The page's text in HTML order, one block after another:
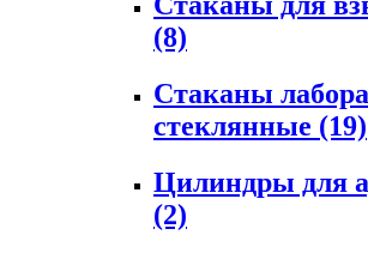
(8)
Стаканы
стеклянные (19)
Цилиндры для
(2)